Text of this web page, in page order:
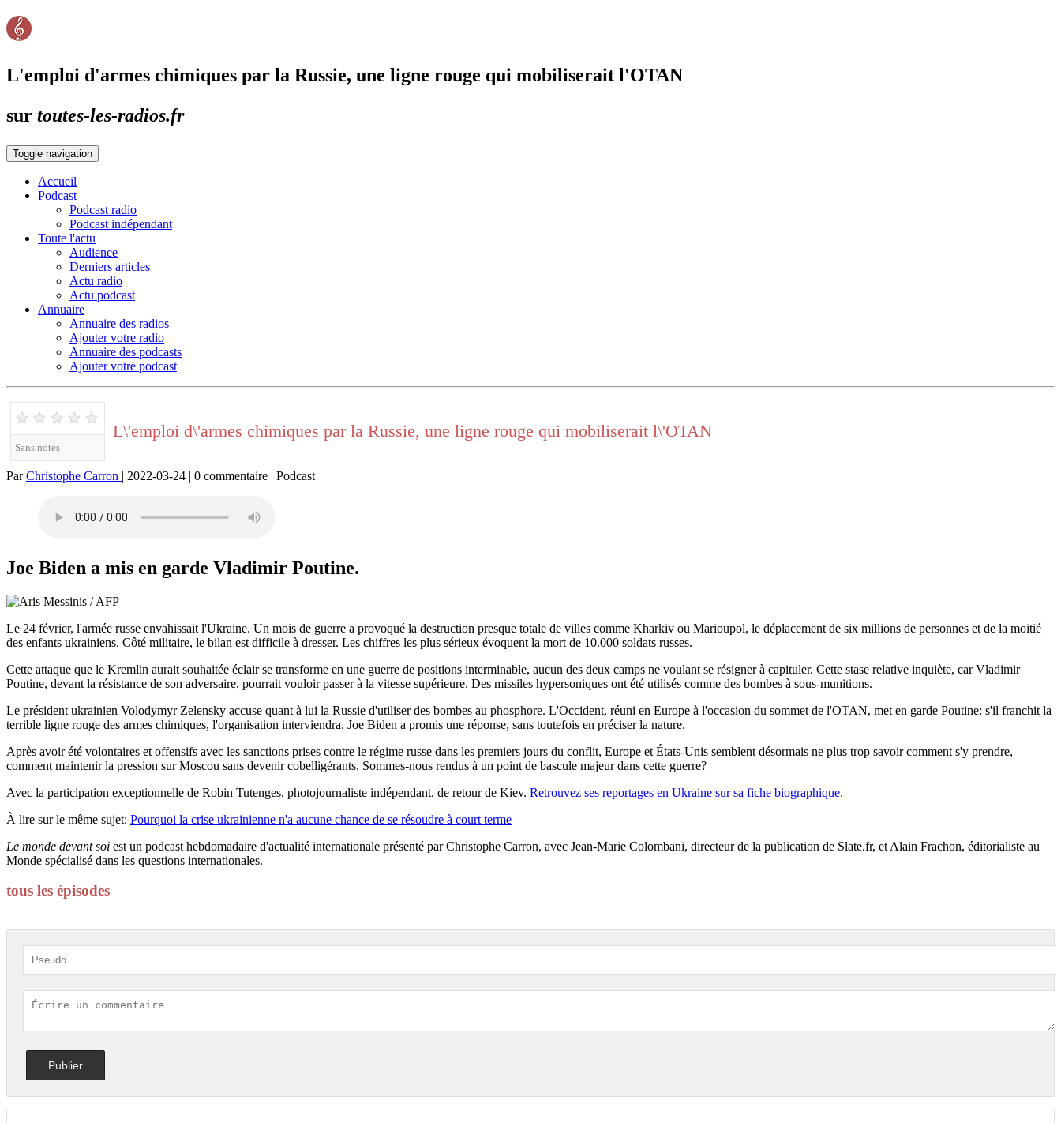
L'emploi d'armes chimiques par la Russie, une ligne rouge qui mobiliserait l'OTAN
sur toutes-les-radios.fr
Toggle navigation
Accueil
Podcast
Podcast radio
Podcast indépendant
Toute l'actu
Audience
Derniers articles
Actu radio
Actu podcast
Annuaire
Annuaire des radios
Ajouter votre radio
Annuaire des podcasts
Ajouter votre podcast
★ ★ ★ ★ ★
Sans notes
L\'emploi d\'armes chimiques par la Russie, une ligne rouge qui mobiliserait l\'OTAN
ParChristophe Carron | 2022-03-24 | 0 commentaire | Podcast
Joe Biden a mis en garde Vladimir Poutine.
Le 24 février, l'armée russe envahissait l'Ukraine. Un mois de guerre a provoqué la destruction presque totale de villes comme Kharkiv ou Marioupol, le déplacement de six millions de personnes et de la moitié
des enfants ukrainiens. Côté militaire, le bilan est difficile à dresser. Les chiffres les plus sérieux évoquent la mort de 10.000 soldats russes.
Cette attaque que le Kremlin aurait souhaitée éclair se transforme en une guerre de positions interminable, aucun des deux camps ne voulant se résigner à capituler. Cette stase relative inquiète, car Vladimir
Poutine, devant la résistance de son adversaire, pourrait vouloir passer à la vitesse supérieure. Des missiles hypersoniques ont été utilisés comme des bombes à sous-munitions.
Le président ukrainien Volodymyr Zelensky accuse quant à lui la Russie d'utiliser des bombes au phosphore. L'Occident, réuni en Europe à l'occasion du sommet de l'OTAN, met en garde Poutine: s'il franchit la
terrible ligne rouge des armes chimiques, l'organisation interviendra. Joe Biden a promis une réponse, sans toutefois en préciser la nature.
Après avoir été volontaires et offensifs avec les sanctions prises contre le régime russe dans les premiers jours du conflit, Europe et États-Unis semblent désormais ne plus trop savoir comment s'y prendre,
comment maintenir la pression sur Moscou sans devenir cobelligérants. Sommes-nous rendus à un point de bascule majeur dans cette guerre?
Avec la participation exceptionnelle de Robin Tutenges, photojournaliste indépendant, de retour de Kiev. Retrouvez ses reportages en Ukraine sur sa fiche biographique.
À lire sur le même sujet: Pourquoi la crise ukrainienne n'a aucune chance de se résoudre à court terme
Le monde devant soi est un podcast hebdomadaire d'actualité internationale présenté par Christophe Carron, avec Jean-Marie Colombani, directeur de la publication de Slate.fr, et Alain Frachon, éditorialiste au
Monde spécialisé dans les questions internationales.
tous les épisodes